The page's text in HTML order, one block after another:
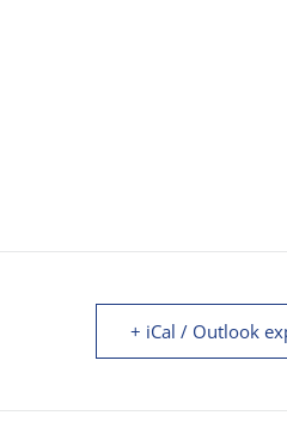
+ iCal / Outlook